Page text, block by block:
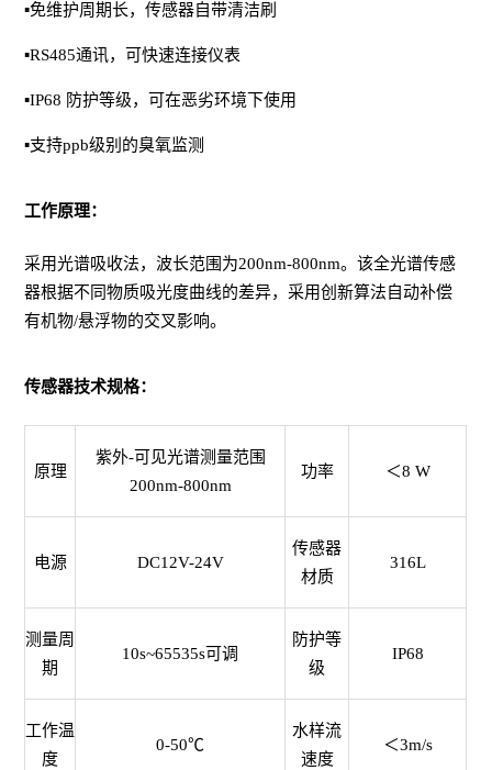
▪免维护周期长，传感器自带清洁刷
▪RS485通讯，可快速连接仪表
▪IP68 防护等级，可在恶劣环境下使用
▪支持ppb级别的臭氧监测
工作原理：
采用光谱吸收法，波长范围为200nm-800nm。该全光谱传感
器根据不同物质吸光度曲线的差异，采用创新算法自动补偿
有机物/悬浮物的交叉影响。
传感器技术规格：
原理
紫外-可见光谱测量范围
200nm-800nm
功率 ＜8 W
电源 DC12V-24V
传感器
材质
316L
测量周
期
10s~65535s可调
防护等
级
IP68
工作温
度
0-50℃
水样流
速度
＜3m/s